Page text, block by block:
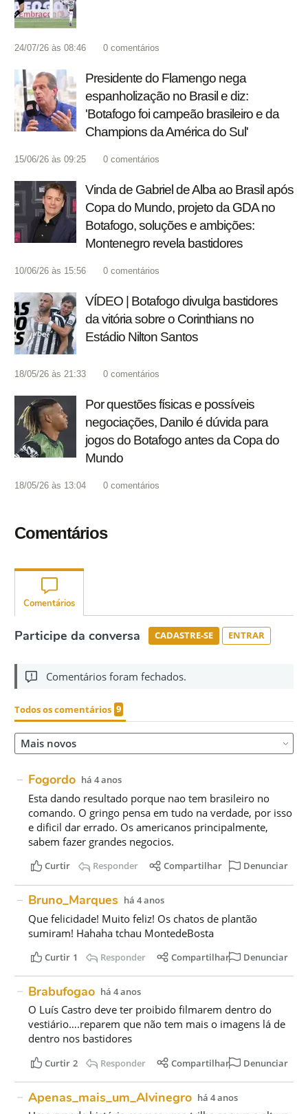
24/07/26 às 08:46 0 comentários
Presidente do Flamengo nega
espanholização no Brasil e diz:
'Botafogo foi campeão brasileiro e da
Champions da América do Sul'
15/06/26 às 09:25 0 comentários
Vinda de Gabriel de Alba ao Brasil após
Copa do Mundo, projeto da GDA no
Botafogo, soluções e ambições:
Montenegro revela bastidores
10/06/26 às 15:56 0 comentários
VÍDEO | Botafogo divulga bastidores
da vitória sobre o Corinthians no
Estádio Nilton Santos
18/05/26 às 21:33 0 comentários
Por questões físicas e possíveis
negociações, Danilo é dúvida para
jogos do Botafogo antes da Copa do
Mundo
18/05/26 às 13:04 0 comentários
Comentários